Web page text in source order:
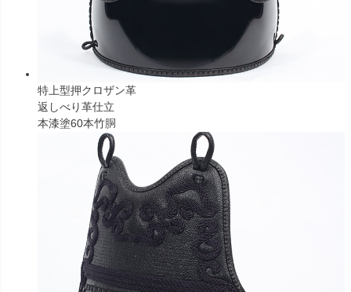
特上型押クロザン革
返しべり革仕立
本漆塗60本竹胴